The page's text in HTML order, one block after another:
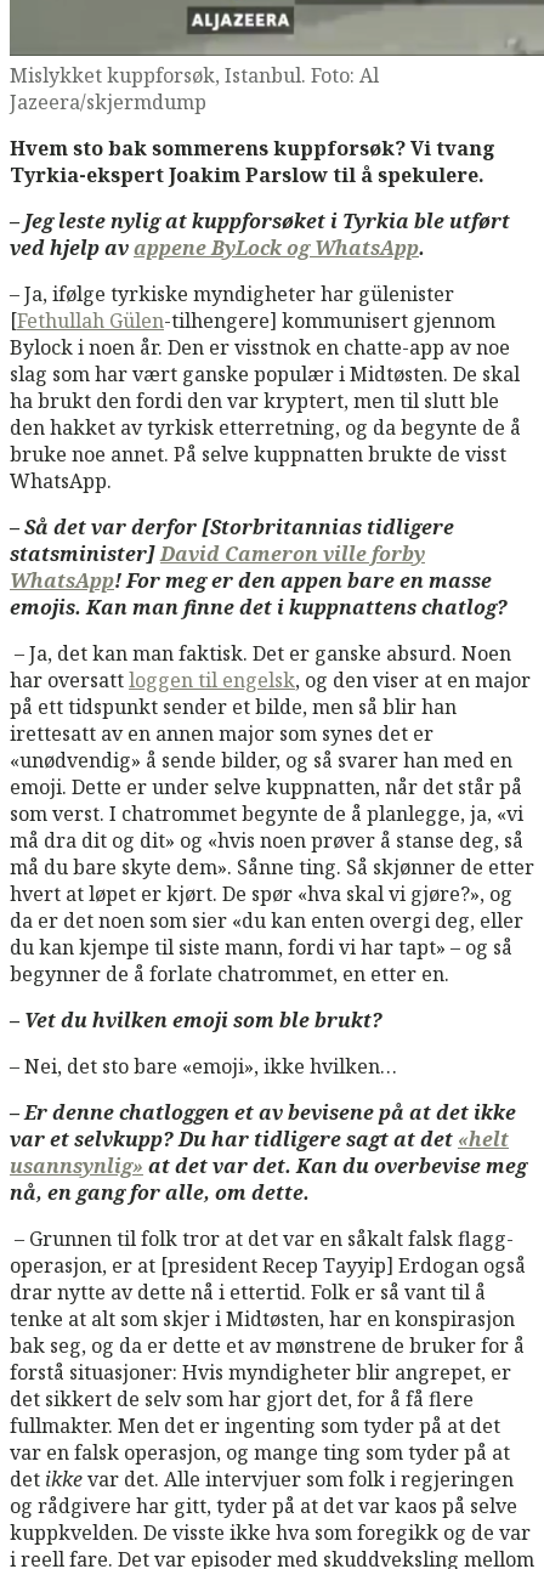
Mislykket kuppforsøk, Istanbul. Foto: Al
Jazeera/skjermdump
Hvem sto bak sommerens kuppforsøk? Vi tvang
Tyrkia-ekspert Joakim Parslow til å spekulere.
– Jeg leste nylig at kuppforsøket i Tyrkia ble utført
ved hjelp avappene ByLock og WhatsApp.
– Ja, ifølge tyrkiske myndigheter har gülenister
[Fethullah Gülen-tilhengere] kommunisert gjennom
Bylock i noen år. Den er visstnok en chatte-app av noe
slag som har vært ganske populær i Midtøsten. De skal
ha brukt den fordi den var kryptert, men til slutt ble
den hakket av tyrkisk etterretning, og da begynte de å
bruke noe annet. På selve kuppnatten brukte de visst
WhatsApp.
– Så det var derfor [Storbritannias tidligere
statsminister]David Cameron ville forby
WhatsApp! For meg er den appen bare en masse
emojis. Kan man finne det i kuppnattens chatlog?
– Ja, det kan man faktisk. Det er ganske absurd. Noen
har oversattloggen til engelsk, og den viser at en major
på ett tidspunkt sender et bilde, men så blir han
irettesatt av en annen major som synes det er
«unødvendig» å sende bilder, og så svarer han med en
emoji. Dette er under selve kuppnatten, når det står på
som verst. I chatrommet begynte de å planlegge, ja, «vi
må dra dit og dit» og «hvis noen prøver å stanse deg, så
må du bare skyte dem». Sånne ting. Så skjønner de etter
hvert at løpet er kjørt. De spør «hva skal vi gjøre?», og
da er det noen som sier «du kan enten overgi deg, eller
du kan kjempe til siste mann, fordi vi har tapt» – og så
begynner de å forlate chatrommet, en etter en.
– Vet du hvilken emoji som ble brukt?
– Nei, det sto bare «emoji», ikke hvilken…
– Er denne chatloggen et av bevisene på at det ikke
var et selvkupp? Du har tidligere sagt at det «helt
usannsynlig» at det var det. Kan du overbevise meg
nå, en gang for alle, om dette.
– Grunnen til folk tror at det var en såkalt falsk flagg-
operasjon, er at [president Recep Tayyip] Erdogan også
drar nytte av dette nå i ettertid. Folk er så vant til å
tenke at alt som skjer i Midtøsten, har en konspirasjon
bak seg, og da er dette et av mønstrene de bruker for å
forstå situasjoner: Hvis myndigheter blir angrepet, er
det sikkert de selv som har gjort det, for å få flere
fullmakter. Men det er ingenting som tyder på at det
var en falsk operasjon, og mange ting som tyder på at
det ikkevar det. Alle intervjuer som folk i regjeringen
og rådgivere har gitt, tyder på at det var kaos på selve
kuppkvelden. De visste ikke hva som foregikk og de var
i reell fare. Det var episoder med skuddveksling mellom